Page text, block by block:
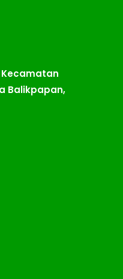
Kecamatan
Balikpapan,